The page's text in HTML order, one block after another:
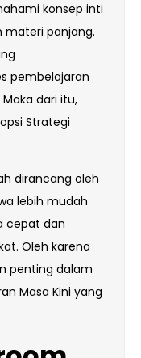
konsep inti
materi panjang.
pembelajaran
dari itu,
Strategi
dirancang oleh
lebih mudah
cepat dan
Oleh karena
penting dalam
Masa Kini yang